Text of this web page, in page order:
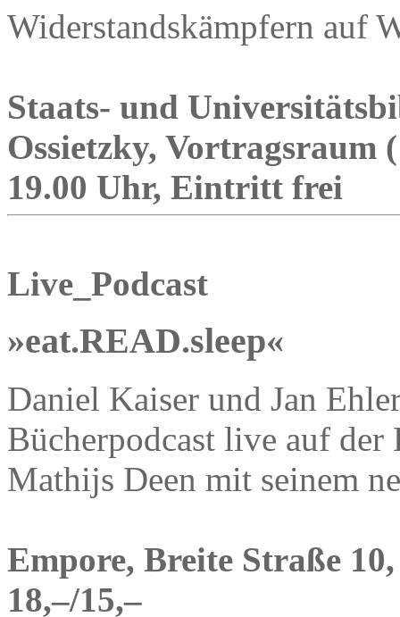
Widerstandskämpfern auf
Staats- und
Ossietzky, Vortragsraum
19.00 Uhr, Eintritt frei
Live_Podcast
»eat.READ.sleep«
Daniel Kaiser und Jan
Bücherpodcast live auf
Mathijs Deen mit seinem
Empore, Breite Straße
18,–/15,–